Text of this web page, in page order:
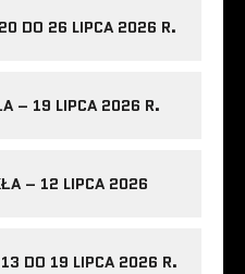
DO 26 LIPCA 2026 R.
– 19 LIPCA 2026 R.
– 12 LIPCA 2026
DO 19 LIPCA 2026 R.